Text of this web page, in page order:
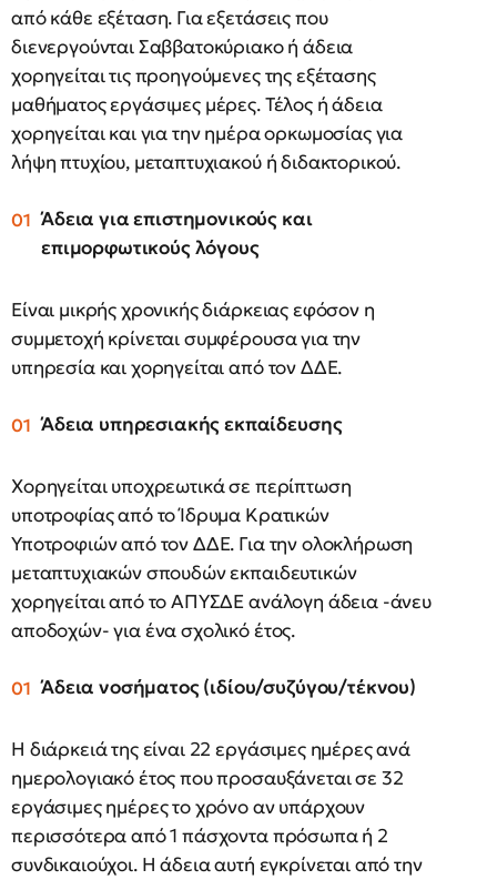
από κάθε εξέταση. Για εξετάσεις που
διενεργούνται Σαββατοκύριακο ή άδεια
χορηγείται τις προηγούμενες της εξέτασης
μαθήματος εργάσιμες μέρες. Τέλος ή άδεια
χορηγείται και για την ημέρα ορκωμοσίας για
λήψη πτυχίου, μεταπτυχιακού ή διδακτορικού.
Άδεια για επιστημονικούς και
επιμορφωτικούς λόγους
Είναι μικρής χρονικής διάρκειας εφόσον η
συμμετοχή κρίνεται συμφέρουσα για την
υπηρεσία και χορηγείται από τον ΔΔΕ.
Άδεια υπηρεσιακής εκπαίδευσης
Χορηγείται υποχρεωτικά σε περίπτωση
υποτροφίας από το Ίδρυμα Κρατικών
Υποτροφιών από τον ΔΔΕ. Για την ολοκλήρωση
μεταπτυχιακών σπουδών εκπαιδευτικών
χορηγείται από το ΑΠΥΣΔΕ ανάλογη άδεια -άνευ
αποδοχών- για ένα σχολικό έτος.
Άδεια νοσήματος (ιδίου/συζύγου/τέκνου)
Η διάρκειά της είναι 22 εργάσιμες ημέρες ανά
ημερολογιακό έτος που προσαυξάνεται σε 32
εργάσιμες ημέρες το χρόνο αν υπάρχουν
περισσότερα από 1 πάσχοντα πρόσωπα ή 2
συνδικαιούχοι. Η άδεια αυτή εγκρίνεται από την